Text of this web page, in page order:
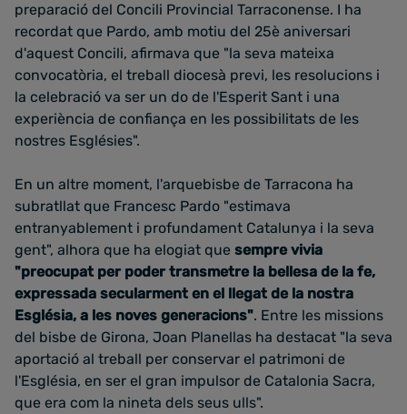
preparació del Concili Provincial Tarraconense. I ha
recordat que Pardo, amb motiu del 25è aniversari
d'aquest Concili, afirmava que "la seva mateixa
convocatòria, el treball diocesà previ, les resolucions i
la celebració va ser un do de l'Esperit Sant i una
experiència de confiança en les possibilitats de les
nostres Esglésies".
En un altre moment, l'arquebisbe de Tarracona ha
subratllat que Francesc Pardo "estimava
entranyablement i profundament Catalunya i la seva
gent", alhora que ha elogiat que sempre vivia
"preocupat per poder transmetre la bellesa de la fe,
expressada secularment en el llegat de la nostra
Església, a les noves generacions". Entre les missions
del bisbe de Girona, Joan Planellas ha destacat "la seva
aportació al treball per conservar el patrimoni de
l'Església, en ser el gran impulsor de Catalonia Sacra,
que era com la nineta dels seus ulls".